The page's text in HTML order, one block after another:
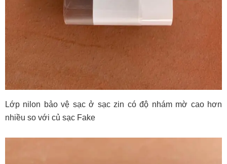
Lớp nilon bảo vệ sạc ở sạc zin có độ nhám mờ cao hơn
nhiều so với củ sạc Fake